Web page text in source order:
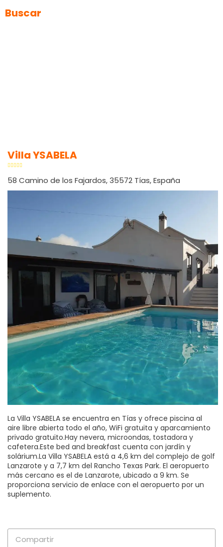
Buscar
Villa YSABELA
58 Camino de los Fajardos, 35572 Tías, España
La Villa YSABELA se encuentra en Tías y ofrece piscina al
aire libre abierta todo el año, WiFi gratuita y aparcamiento
privado gratuito.Hay nevera, microondas, tostadora y
cafetera.Este bed and breakfast cuenta con jardín y
solárium.La Villa YSABELA está a 4,6 km del complejo de golf
Lanzarote y a 7,7 km del Rancho Texas Park. El aeropuerto
más cercano es el de Lanzarote, ubicado a 9 km. Se
proporciona servicio de enlace con el aeropuerto por un
suplemento.
Compartir